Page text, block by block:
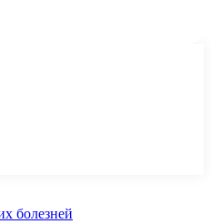
болезней